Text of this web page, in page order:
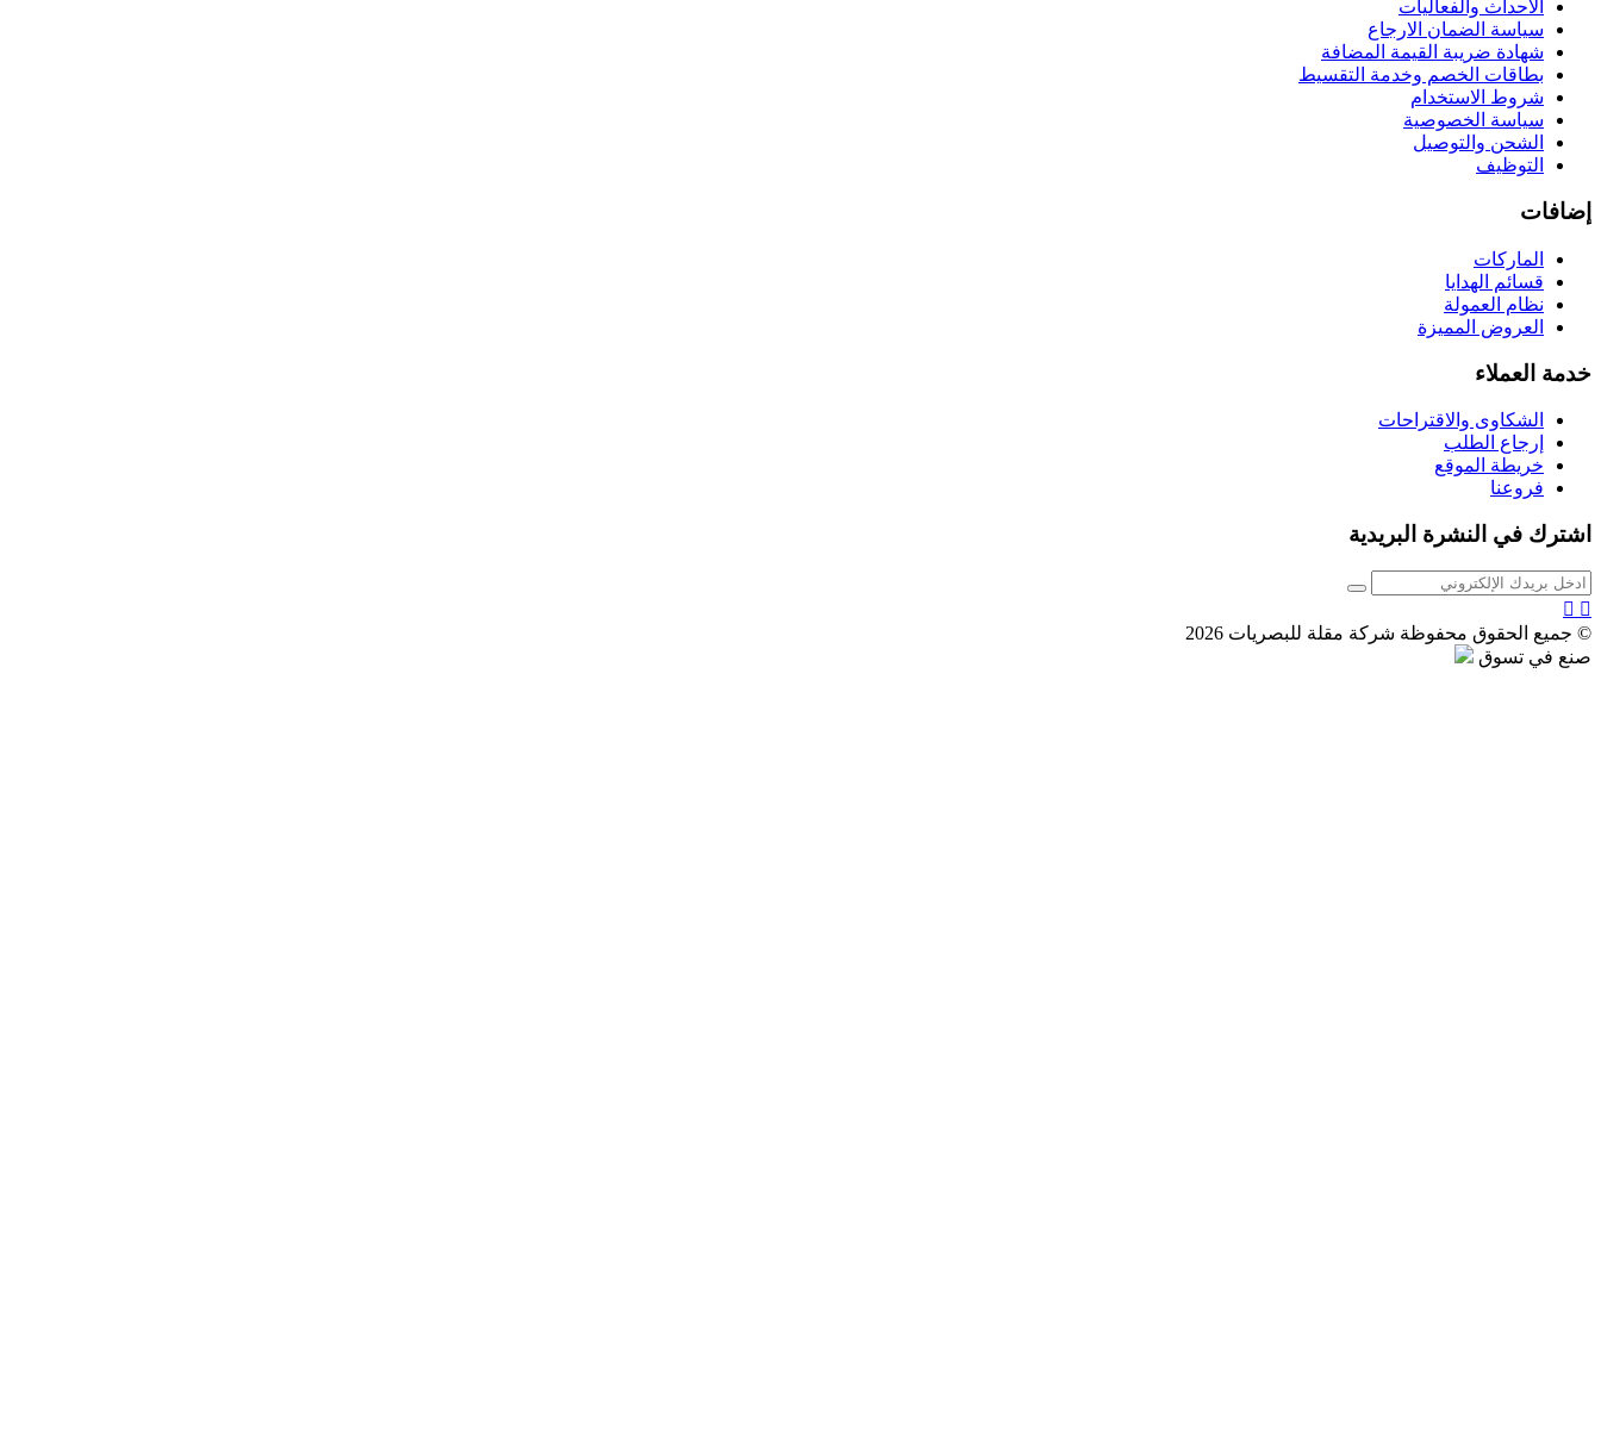
الاحداث والفعاليات
سياسة الضمان الارجاع
شهادة ضريبة القيمة المضافة
بطاقات الخصم وخدمة التقسيط
شروط الاستخدام
سياسة الخصوصية
الشحن والتوصيل
التوظيف
إضافات
الماركات
قسائم الهدايا
نظام العمولة
العروض المميزة
خدمة العملاء
الشكاوى والاقتراحات
إرجاع الطلب
خريطة الموقع
فروعنا
اشترك في النشرة البريدية
© جميع الحقوق محفوظة شركة مقلة للبصريات 2026
صنع في تسوق